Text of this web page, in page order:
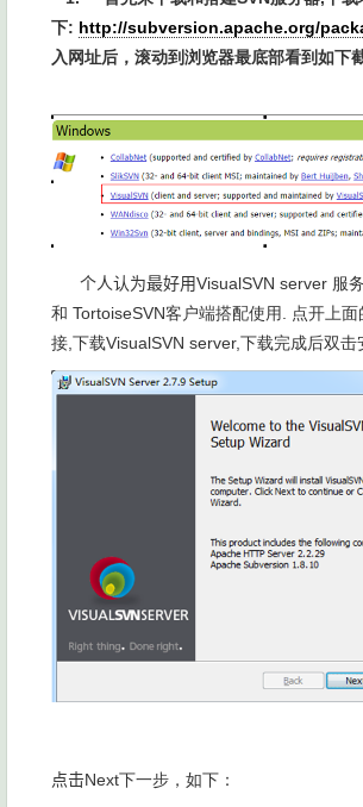
下: http://subversion.apache.org/
入网址后，滚动到浏览器最底部看到如下
个人认为最好用VisualSVN server 服
和 TortoiseSVN客户端搭配使用 点开上面
接 ,下载VisualSVN server,下载完成后双击
点击Next下一步，如下：